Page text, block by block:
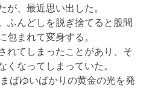
が、最近思い出した。
ふんどしを脱ぎ捨てると股間
包まれて変身する。
れてしまったことがあり、そ
くなってしまっていた。
ばゆいばかりの黄金の光を発